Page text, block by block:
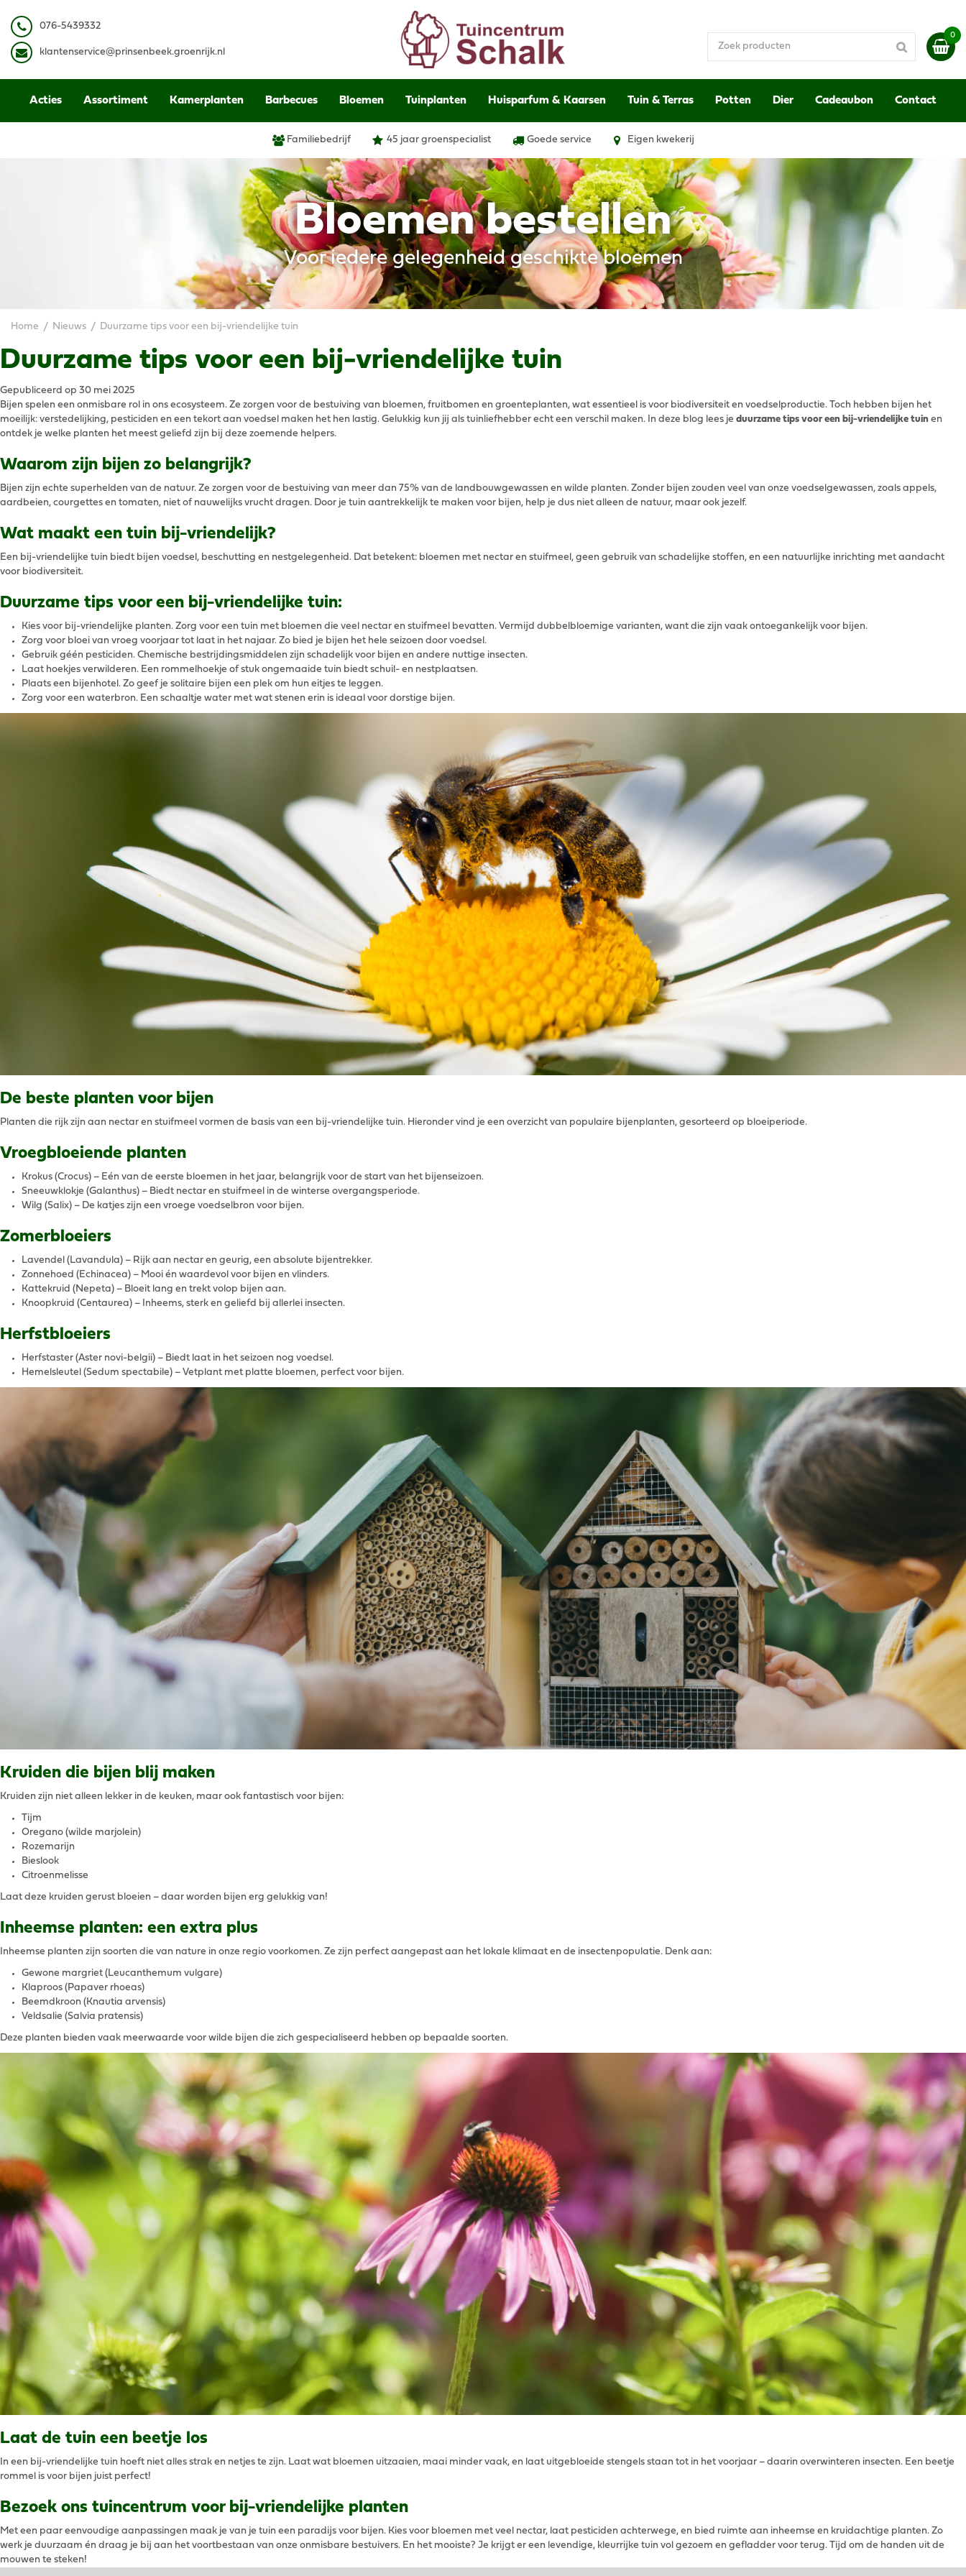
naar
content
Bloemen bestellen
Voor iedere gelegenheid geschikte bloemen
Home Nieuws Duurzame tips voor een bij-vriendelijke tuin
076-5439332
k lantenservice@prinsenbeek.groenrijk.nl
Acties Assortiment Kamerplanten Barbecues Bloemen Tuinplanten Huisparfum & Kaarsen Tuin & Terras Potten Dier Cadeaubon Contact
Familiebedrijf 45 jaar groenspecialist Goede service Eigen kwekerij
Duurzame tips voor een bij-vriendelijke tuin
Gepubliceerd op 30 mei 2025
Bijen spelen een onmisbare rol in ons ecosysteem. Ze zorgen voor de bestuiving van bloemen, fruitbomen en groenteplanten, wat essentieel is voor biodiversiteit en voedselproductie. Toch hebben bijen het
moeilijk: verstedelijking, pesticiden en een tekort aan voedsel maken het hen lastig. Gelukkig kun jij als tuinliefhebber echt een verschil maken. In deze blog lees je duurzame tips voor een bij-vriendelijke tuin en
ontdek je welke planten het meest geliefd zijn bij deze zoemende helpers.
Waarom zijn bijen zo belangrijk?
Bijen zijn echte superhelden van de natuur. Ze zorgen voor de bestuiving van meer dan 75% van de landbouwgewassen en wilde planten. Zonder bijen zouden veel van onze voedselgewassen, zoals appels,
aardbeien, courgettes en tomaten, niet of nauwelijks vrucht dragen. Door je tuin aantrekkelijk te maken voor bijen, help je dus niet alleen de natuur, maar ook jezelf.
Wat maakt een tuin bij-vriendelijk?
Een bij-vriendelijke tuin biedt bijen voedsel, beschutting en nestgelegenheid. Dat betekent: bloemen met nectar en stuifmeel, geen gebruik van schadelijke stoffen, en een natuurlijke inrichting met aandacht
voor biodiversiteit.
Duurzame tips voor een bij-vriendelijke tuin:
Kies voor bij-vriendelijke planten. Zorg voor een tuin met bloemen die veel nectar en stuifmeel bevatten. Vermijd dubbelbloemige varianten, want die zijn vaak ontoegankelijk voor bijen.
Zorg voor bloei van vroeg voorjaar tot laat in het najaar. Zo bied je bijen het hele seizoen door voedsel.
Gebruik géén pesticiden. Chemische bestrijdingsmiddelen zijn schadelijk voor bijen en andere nuttige insecten.
Laat hoekjes verwilderen. Een rommelhoekje of stuk ongemaaide tuin biedt schuil- en nestplaatsen.
Plaats een bijenhotel. Zo geef je solitaire bijen een plek om hun eitjes te leggen.
Zorg voor een waterbron. Een schaaltje water met wat stenen erin is ideaal voor dorstige bijen.
De beste planten voor bijen
Planten die rijk zijn aan nectar en stuifmeel vormen de basis van een bij-vriendelijke tuin. Hieronder vind je een overzicht van populaire bijenplanten, gesorteerd op bloeiperiode.
Vroegbloeiende planten
Krokus (Crocus) – Eén van de eerste bloemen in het jaar, belangrijk voor de start van het bijenseizoen.
Sneeuwklokje (Galanthus) – Biedt nectar en stuifmeel in de winterse overgangsperiode.
Wilg (Salix) – De katjes zijn een vroege voedselbron voor bijen.
Zomerbloeiers
Lavendel (Lavandula) – Rijk aan nectar en geurig, een absolute bijentrekker.
Zonnehoed (Echinacea) – Mooi én waardevol voor bijen en vlinders.
Kattekruid (Nepeta) – Bloeit lang en trekt volop bijen aan.
Knoopkruid (Centaurea) – Inheems, sterk en geliefd bij allerlei insecten.
Herfstbloeiers
Herfstaster (Aster novi-belgii) – Biedt laat in het seizoen nog voedsel.
Hemelsleutel (Sedum spectabile) – Vetplant met platte bloemen, perfect voor bijen.
Kruiden die bijen blij maken
Kruiden zijn niet alleen lekker in de keuken, maar ook fantastisch voor bijen:
Tijm
Oregano (wilde marjolein)
Rozemarijn
Bieslook
Citroenmelisse
Laat deze kruiden gerust bloeien – daar worden bijen erg gelukkig van!
Inheemse planten: een extra plus
Inheemse planten zijn soorten die van nature in onze regio voorkomen. Ze zijn perfect aangepast aan het lokale klimaat en de insectenpopulatie. Denk aan:
Gewone margriet (Leucanthemum vulgare)
Klaproos (Papaver rhoeas)
Beemdkroon (Knautia arvensis)
Veldsalie (Salvia pratensis)
Deze planten bieden vaak meerwaarde voor wilde bijen die zich gespecialiseerd hebben op bepaalde soorten.
Laat de tuin een beetje los
In een bij-vriendelijke tuin hoeft niet alles strak en netjes te zijn. Laat wat bloemen uitzaaien, maai minder vaak, en laat uitgebloeide stengels staan tot in het voorjaar – daarin overwinteren insecten. Een beetje
rommel is voor bijen juist perfect!
Bezoek ons tuincentrum voor bij-vriendelijke planten
Met een paar eenvoudige aanpassingen maak je van je tuin een paradijs voor bijen. Kies voor bloemen met veel nectar, laat pesticiden achterwege, en bied ruimte aan inheemse en kruidachtige planten. Zo
werk je duurzaam én draag je bij aan het voortbestaan van onze onmisbare bestuivers. En het mooiste? Je krijgt er een levendige, kleurrijke tuin vol gezoem en gefladder voor terug. Tijd om de handen uit de
mouwen te steken!